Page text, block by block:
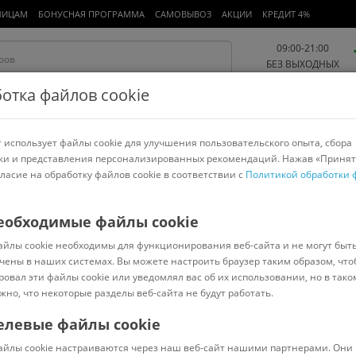
БОНУСНАЯ ПРОГРАММА САМОВЫВОЗ АКЦИИ КРЕДИТ 4%
09:00-21:00
БЕЗ ВЫХОДНЫХ
Работа и офис Авто и мото Детям и мамам Красота и
спорт
> Airline
/AWCC-15-01 (2шт, серебристый)
Код: 967608
файлов cookie
файлы cookie для улучшения пользовательского опыта, сбора
и представления персонализированных рекомендаций. Нажав
на обработку файлов cookie в соответствии с Политикой обработки
файлы cookie
cookie необходимы для функционирования веб-сайта и не могут
в наших системах. Вы можете настроить браузер таким образом,
эти файлы cookie или уведомлял вас об их использовании, но в
что некоторые разделы веб-сайта не будут работать.
файлы cookie
cookie настраиваются через наш веб-сайт нашими партнерами. Они